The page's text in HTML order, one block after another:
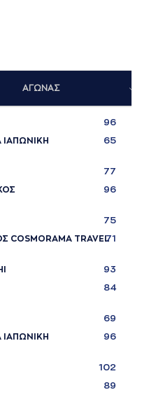
ΑΓΩΝΑΣ
96
ΙΑΠΩΝΙΚΗ 65
77
96
75
COSMORAMA TRAVEL71
93
84
69
ΙΑΠΩΝΙΚΗ 96
102
89